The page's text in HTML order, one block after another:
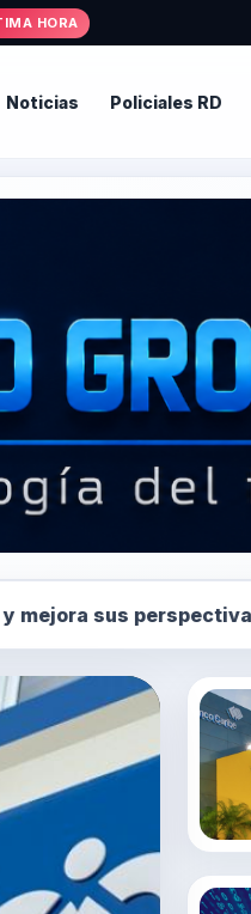
HORA
Noticias Policiales RD
a “Positivas”